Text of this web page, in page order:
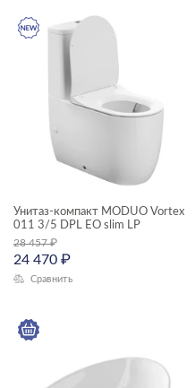
душевая система
модули для тумбы
модули для шкафчиков
раковины мебельные
раковины на столешницу
смесители
унитазы подвесные
ГАБАРИТЫ
Длина, см
Унитаз-компакт MODUO Vortex
011 3/5 DPL EO slim LP
28 457₽
24 470 ₽
Сравнить